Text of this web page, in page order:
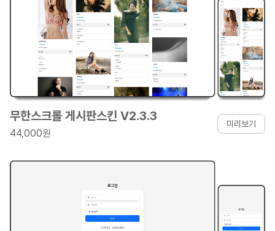
무한스크롤 게시판스킨 V2.3.3
44,000원
미리보기